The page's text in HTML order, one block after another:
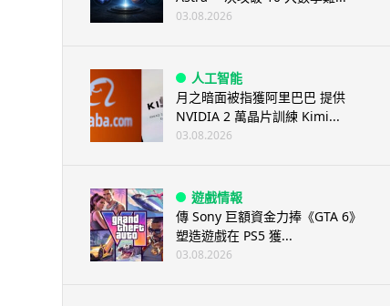
03.08.2026
人工智能
月之暗面被指獲阿里巴巴 提供
NVIDIA 2 萬晶片訓練 Kimi...
03.08.2026
遊戲情報
傳 Sony 巨額資金力捧《GTA 6》
塑造遊戲在 PS5 獲...
03.08.2026